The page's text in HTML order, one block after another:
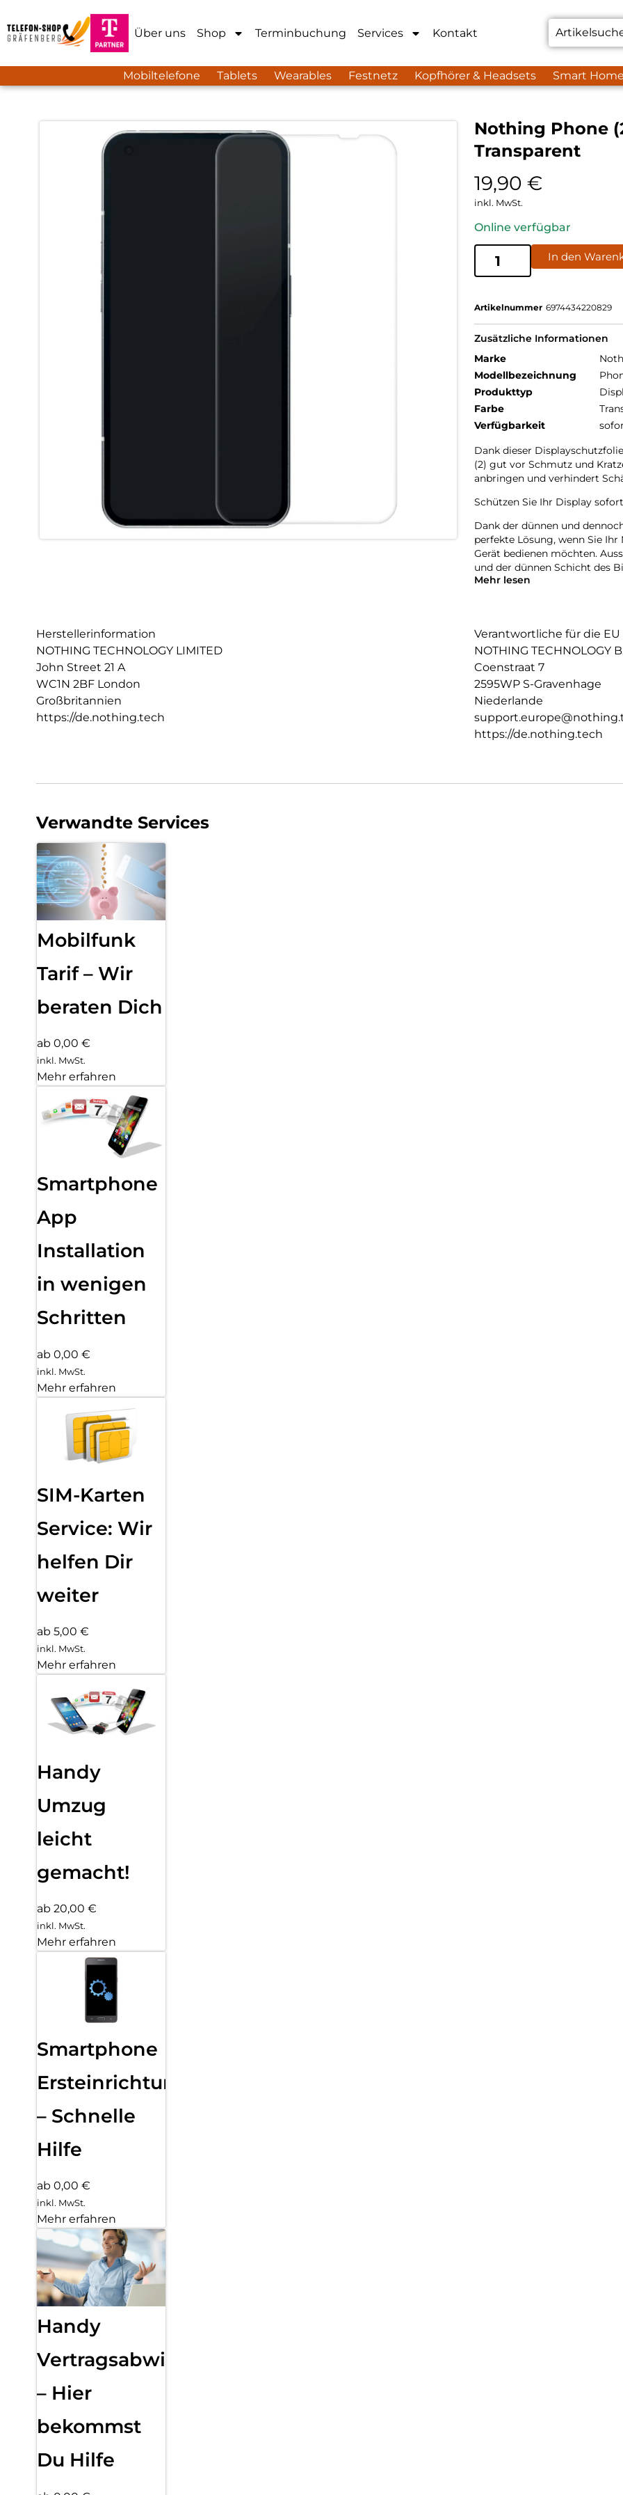
Über uns Shop Terminbuchung Services Kontakt
Mobiltelefone Tablets Wearables Festnetz Kopfhörer & Headsets Smart Home
Nothing Phone
Transparent
19,90 €
inkl. MwSt.
Online verfügbar
In den
Artikelnummer 6974434220829
Zusätzliche Informationen
Marke
Modellbezeichnung
Produkttyp
Farbe
Verfügbarkeit
Dank dieser
(2) gut vor Schmutz und
anbringen und verhindert
Schützen Sie Ihr Display
Dank der dünnen und
perfekte Lösung, wenn Sie
Gerät bedienen möchten.
und der dünnen Schicht des
Mehr lesen
Herstellerinformation
NOTHING TECHNOLOGY LIMITED
John Street 21 A
WC1N 2BF London
Großbritannien
https://de.nothing.tech
Verantwortliche für die EU
NOTHING TECHNOLOGY
Coenstraat 7
2595WP S-Gravenhage
Niederlande
https://de.nothing.tech
Verwandte Services
Mobilfunk
Tarif – Wir
beraten Dich
ab 0,00 €
inkl. MwSt.
Mehr erfahren
Smartphone
App
Installation
in wenigen
Schritten
ab 0,00 €
inkl. MwSt.
Mehr erfahren
SIM-Karten
Service: Wir
helfen Dir
weiter
ab 5,00 €
inkl. MwSt.
Mehr erfahren
Handy
Umzug
leicht
gemacht!
ab 20,00 €
inkl. MwSt.
Mehr erfahren
Smartphone
Ersteinrichtung
– Schnelle
Hilfe
ab 0,00 €
inkl. MwSt.
Mehr erfahren
Handy
Vertragsabwicklung
– Hier
bekommst
Du Hilfe